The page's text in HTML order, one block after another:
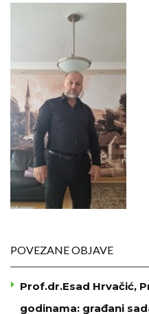
POVEZANE OBJAVE
Prof.dr.Esad Hrvačić,
godinama: građani